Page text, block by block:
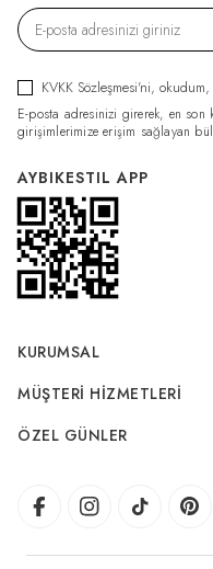
KVKK Sözleşmesi'ni,
E-posta adresinizi girerek, en son
girişimlerimize erişim sağlayan
AYBIKESTIL APP
KURUMSAL
MÜŞTERI HIZMETLERI
ÖZEL GÜNLER